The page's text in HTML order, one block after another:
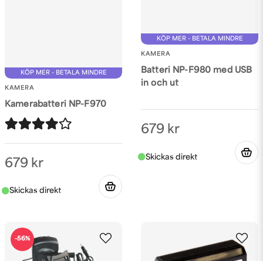
KÖP MER - BETALA MINDRE
KAMERA
Kamerabatteri NP-F970
679 kr
KÖP MER - BETALA MINDRE
KAMERA
Batteri NP-F980 med USB
in och ut
679 kr
-56%